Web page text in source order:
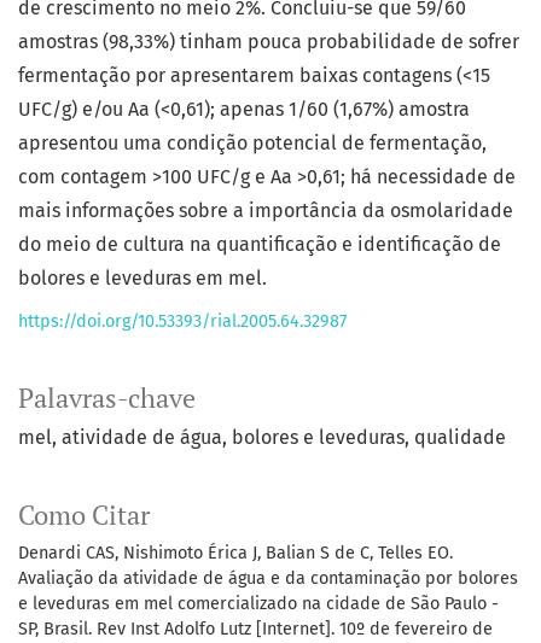
Palavras-chave
mel atividade de água bolores e leveduras qualidade
Como Citar
Denardi CAS, Nishimoto Érica J, Balian S de C, Telles EO.
Avaliação da atividade de água e da contaminação por bolores
e leveduras em mel comercializado na cidade de São Paulo -
SP, Brasil. Rev Inst Adolfo Lutz [Internet]. 10º de fevereiro de
de crescimento no meio 2%. Concluiu-se que 59/60
amostras (98,33%) tinham pouca probabilidade de sofrer
fermentação por apresentarem baixas contagens (<15
UFC/g) e/ou Aa (<0,61); apenas 1/60 (1,67%) amostra
apresentou uma condição potencial de fermentação,
com contagem >100 UFC/g e Aa >0,61; há necessidade de
mais informações sobre a importância da osmolaridade
do meio de cultura na quantificação e identificação de
bolores e leveduras em mel.
https://doi.org/10.53393/rial.2005.64.32987